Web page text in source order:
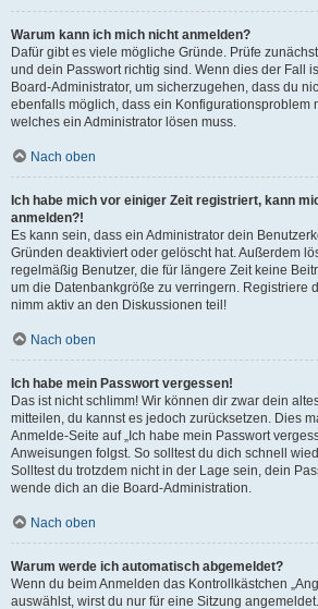
Warum kann ich mich nicht anmelden?
Dafür gibt es viele mögliche Gründe. Prüfe
und dein Passwort richtig sind. Wenn dies der Fall
Board-Administrator, um sicherzugehen, dass du
ebenfalls möglich, dass ein Konfigurationsproblem
welches ein Administrator lösen muss.
Nach oben
Ich habe mich vor einiger Zeit registriert, kann
anmelden?!
Es kann sein, dass ein Administrator dein
Gründen deaktiviert oder gelöscht hat. Außerdem
regelmäßig Benutzer, die für längere Zeit keine
um die Datenbankgröße zu verringern. Registriere
nimm aktiv an den Diskussionen teil!
Nach oben
Ich habe mein Passwort vergessen!
Das ist nicht schlimm! Wir können dir zwar dein
mitteilen, du kannst es jedoch zurücksetzen. Dies
Anmelde-Seite auf „Ich habe mein Passwort
Anweisungen folgst. So solltest du dich schnell
Solltest du trotzdem nicht in der Lage sein, dein
wende dich an die Board-Administration.
Nach oben
Warum werde ich automatisch abgemeldet?
Wenn du beim Anmelden das Kontrollkästchen
auswählst, wirst du nur für eine Sitzung